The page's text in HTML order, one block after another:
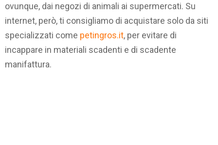
ovunque, dai negozi di animali ai supermercati. Su
internet, però, ti consigliamo di acquistare solo da siti
specializzati come petingros.it, per evitare di
incappare in materiali scadenti e di scadente
manifattura.